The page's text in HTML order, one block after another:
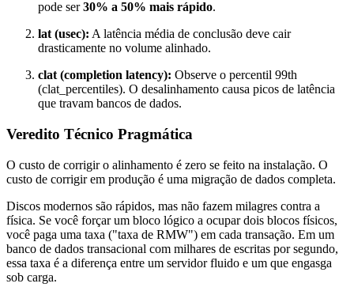
pode ser30% a 50% mais rápido.
lat (usec): A latência média de conclusão deve cair
drasticamente no volume alinhado.
clat (completion latency): Observe o percentil 99th
(clat_percentiles). O desalinhamento causa picos de latência
que travam bancos de dados.
Veredito Técnico Pragmática
O custo de corrigir o alinhamento é zero se feito na instalação. O
custo de corrigir em produção é uma migração de dados completa.
Discos modernos são rápidos, mas não fazem milagres contra a
física. Se você forçar um bloco lógico a ocupar dois blocos físicos,
você paga uma taxa ("taxa de RMW") em cada transação. Em um
banco de dados transacional com milhares de escritas por segundo,
essa taxa é a diferença entre um servidor fluido e um que engasga
sob carga.